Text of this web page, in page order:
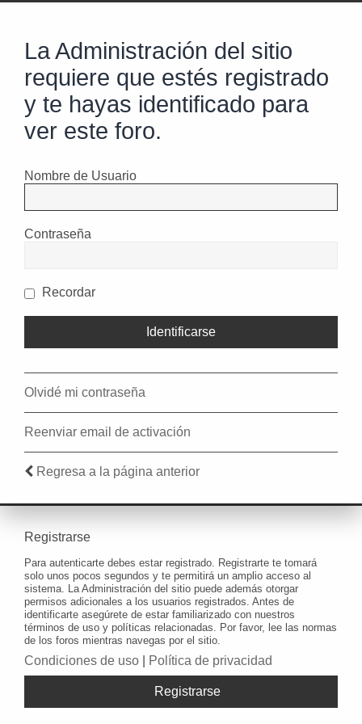
La Administración del sitio
requiere que estés registrado
y te hayas identificado para
ver este foro.
Nombre de Usuario
Contraseña
Recordar
Olvidé mi contraseña
Reenviar email de activación
Regresa a la página anterior
Registrarse
Para autenticarte debes estar registrado. Registrarte te tomará
solo unos pocos segundos y te permitirá un amplio acceso al
sistema. La Administración del sitio puede además otorgar
permisos adicionales a los usuarios registrados. Antes de
identificarte asegúrete de estar familiarizado con nuestros
términos de uso y políticas relacionadas. Por favor, lee las normas
de los foros mientras navegas por el sitio.
Condiciones de uso Política de privacidad
Registrarse